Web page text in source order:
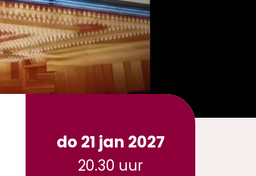
do 21 jan 2027
20.30 uur